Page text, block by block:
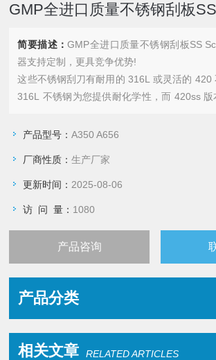
GMP全进口质量不锈钢刮板
简要描述：GMP全进口质量不锈钢刮板SS
器支持定制，更具竞争优势!
这些不锈钢刮刀有耐用的 316L 或灵活的 420
316L 不锈钢为您提供耐化学性，而 420ss 版
不锈钢刮刀配有符合人体工程学的手柄，因此
产品型号：A350 A656
厂商性质：生产厂家
更新时间： 2025-08-06
访 问 量： 1080
产品咨询
产品分类
相关文章 RELATED ARTICLES